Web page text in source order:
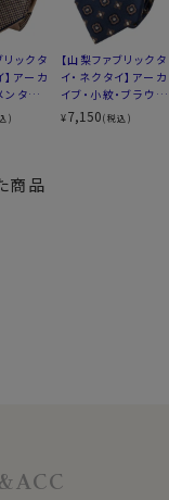
します。
風でありな
リックタ
】アーカ
タル・
製
)
【山梨ファブリックタ
イ・ネクタイ】アーカ
イブ・小紋・ブラウ
ン・日本製
¥7,150(税込)
商品